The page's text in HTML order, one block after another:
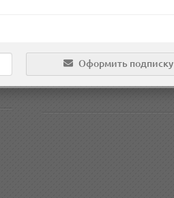
Оформить подписку